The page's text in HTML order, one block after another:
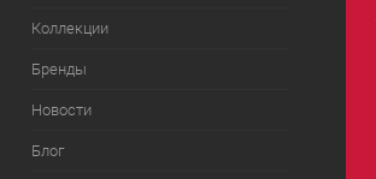
Коллекции
Бренды
Новости
Блог